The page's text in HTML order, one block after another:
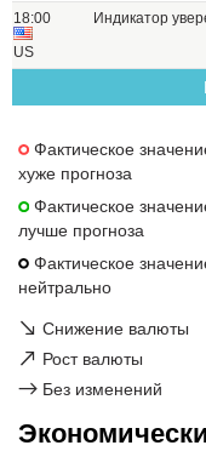
18:00
US
Индикатор
Фактическое
хуже прогноза
Фактическое
лучше прогноза
Фактическое
нейтрально
↘ Снижение валюты
↗ Рост валюты
→ Без изменений